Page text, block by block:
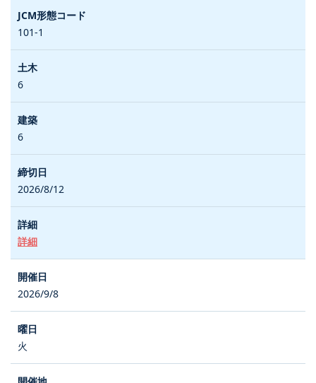
101-1
6
6
2026/8/12
詳細
2026/9/8
火